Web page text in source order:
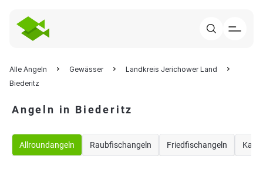
Alle Angeln Gewässer
Landkreis Jerichower Land
Biederitz
Angeln in Biederitz
Allroundangeln Raubfischangeln Friedfischangeln